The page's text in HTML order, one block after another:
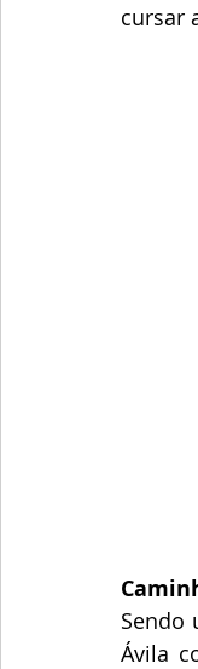
cursar
Sendo
Ávila